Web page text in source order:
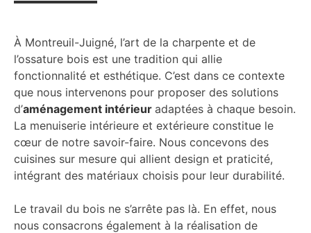
À Montreuil-Juigné, l’art de la charpente et de
l’ossature bois est une tradition qui allie
fonctionnalité et esthétique. C’est dans ce contexte
que nous intervenons pour proposer des solutions
d’aménagement intérieur adaptées à chaque besoin.
La menuiserie intérieure et extérieure constitue le
cœur de notre savoir-faire. Nous concevons des
cuisines sur mesure qui allient design et praticité,
intégrant des matériaux choisis pour leur durabilité.
Le travail du bois ne s’arrête pas là. En effet, nous
nous consacrons également à la réalisation de